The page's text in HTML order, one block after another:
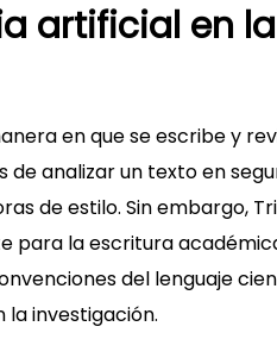
artificial en la
en que se escribe y
analizar un texto en
de estilo. Sin embargo,
para la escritura
del lenguaje
investigación.